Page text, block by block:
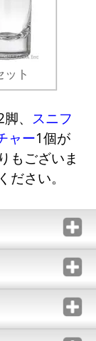
ト
脚、 スニフ
ャー1個が
もございま
さい。